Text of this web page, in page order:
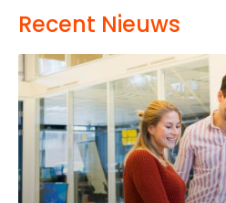
Recent Nieuws